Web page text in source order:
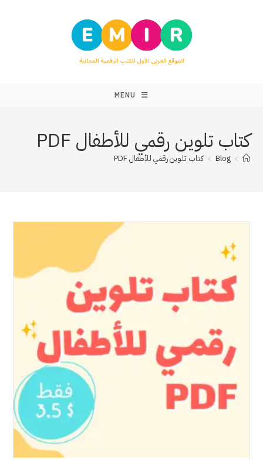
MENU
كتاب تلوين رقمي للأطفال PDF
>
Blog
> كتاب تلوين رقمي للأطفال PDF